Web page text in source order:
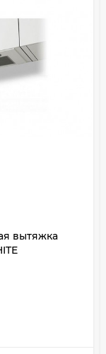
вытяжка